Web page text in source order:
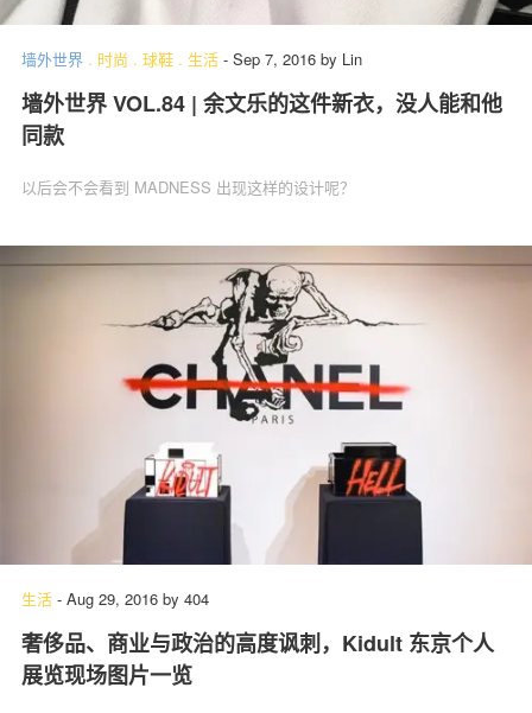
墙外世界 . 时尚 . 球鞋 . 生活 - Sep 7, 2016 by Lin
墙外世界 VOL.84 | 余文乐的这件新衣，没人能和他
同款
以后会不会看到 MADNESS 出现这样的设计呢？
生活 - Aug 29, 2016 by 404
奢侈品、商业与政治的高度讽刺，Kidult 东京个人
展览现场图片一览